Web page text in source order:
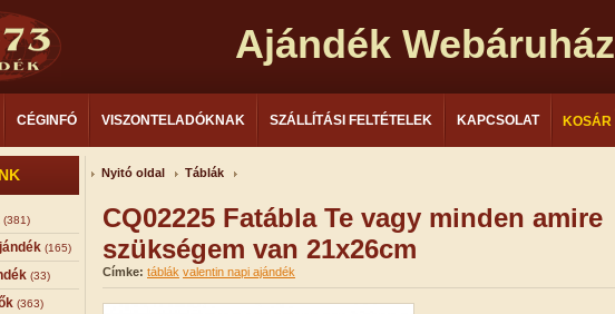
Ajándék Webáruház
CÉGINFÓ VISZONTELADÓKNAK SZÁLLÍTÁSI FELTÉTELEK KAPCSOLAT KOSÁR
(381)
(165)
(33)
(363)
Nyitó oldal Táblák
CQ02225 Fatábla Te vagy minden amire
szükségem van 21x26cm
Címke: táblák valentin napi ajándék